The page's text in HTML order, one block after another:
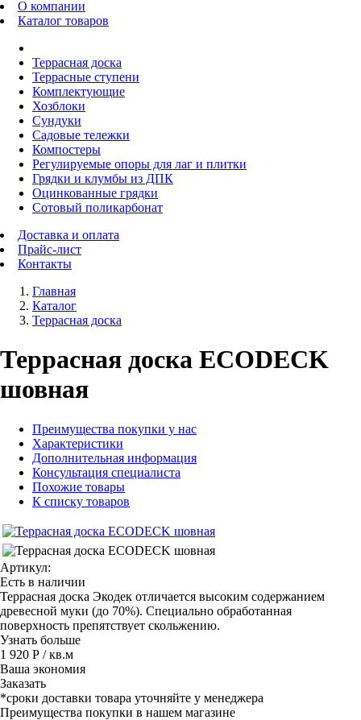
О компании
Каталог товаров
Террасная доска
Террасные ступени
Комплектующие
Хозблоки
Сундуки
Садовые тележки
Компостеры
Регулируемые опоры для лаг и плитки
Грядки и клумбы из ДПК
Оцинкованные грядки
Сотовый поликарбонат
Доставка и оплата
Прайс-лист
Контакты
Главная
Каталог
Террасная доска
Террасная доска ECODECK
шовная
Преимущества покупки у нас
Характеристики
Дополнительная информация
Консультация специалиста
Похожие товары
К списку товаров
Артикул:
Есть в наличии
Террасная доска Экодек отличается высоким содержанием
древесной муки (до 70%). Специально обработанная
поверхность препятствует скольжению.
Узнать больше
1 920 Р / кв.м
Ваша экономия
Заказать
*сроки доставки товара уточняйте у менеджера
Преимущества покупки в нашем магазине